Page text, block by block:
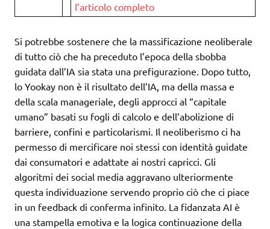
l’articolo completo
Si potrebbe sostenere che la massificazione neoliberale
di tutto ciò che ha preceduto l’epoca della sbobba
guidata dall’IA sia stata una prefigurazione. Dopo tutto,
lo Yookay non è il risultato dell’IA, ma della massa e
della scala manageriale, degli approcci al “capitale
umano” basati su fogli di calcolo e dell’abolizione di
barriere, confini e particolarismi. Il neoliberismo ci ha
permesso di mercificare noi stessi con identità guidate
dai consumatori e adattate ai nostri capricci. Gli
algoritmi dei social media aggravano ulteriormente
questa individuazione servendo proprio ciò che ci piace
in un feedback di conferma infinito. La fidanzata AI è
una stampella emotiva e la logica continuazione della